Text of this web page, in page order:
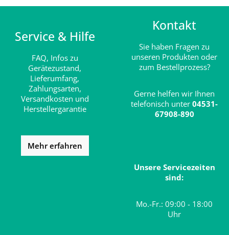
Service & Hilfe
FAQ, Infos zu
Gerätezustand,
Lieferumfang,
Zahlungsarten,
Versandkosten und
Herstellergarantie
Mehr erfahren
Kontakt
Sie haben Fragen zu
unseren Produkten oder
zum Bestellprozess?
Gerne helfen wir Ihnen
telefonisch unter 04531-
67908-890
Unsere Servicezeiten
sind:
Mo.-Fr.: 09:00 - 18:00
Uhr